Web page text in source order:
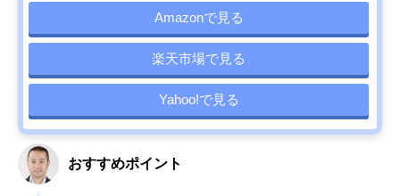
Amazonで見る
楽天市場で見る
Yahoo!で見る
おすすめポイント